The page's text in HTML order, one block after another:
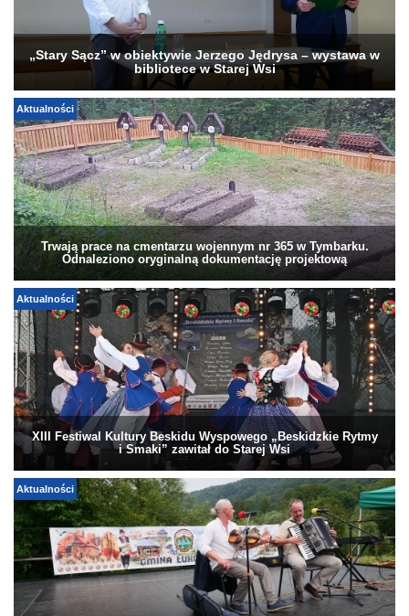
„Stary Sącz” w obiektywie Jerzego Jędrysa – wystawa w
bibliotece w Starej Wsi
Aktualności
Trwają prace na cmentarzu wojennym nr 365 w Tymbarku.
Odnaleziono oryginalną dokumentację projektową
Aktualności
XIII Festiwal Kultury Beskidu Wyspowego „Beskidzkie Rytmy
i Smaki” zawitał do Starej Wsi
Aktualności